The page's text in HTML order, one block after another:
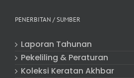
PENERBITAN / SUMBER
Laporan Tahunan
Pekeliling & Peraturan
Koleksi Keratan Akhbar